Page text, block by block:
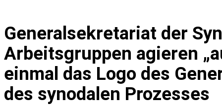
Generalsekretariat der
Arbeitsgruppen agieren
einmal das Logo des
des synodalen Prozesses